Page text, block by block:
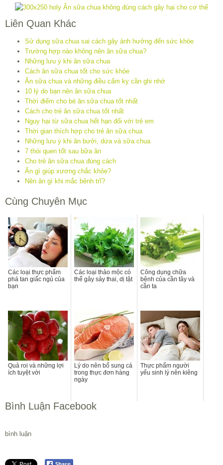
Liên Quan Khác
Sử dụng sữa chua sai cách gây ảnh hưởng đến sức khỏe
Trường hợp nào không nên ăn sữa chua?
Những lưu ý khi ăn sữa chua
Cách ăn sữa chua tốt cho sức khỏe
Ăn sữa chua và những điều cấm kỵ cần ghi nhớ
10 lý do bạn nên ăn sữa chua
Thời điểm cho bé ăn sữa chua tốt nhất
Cách cho trẻ ăn sữa chua tốt nhất
Nguy hại từ sữa chua hết hạn đối với trẻ em
Thời gian thích hợp cho trẻ ăn sữa chua
Những lưu ý khi ăn bưởi, dứa và sữa chua
7 thói quen tốt sau bữa ăn
Cho trẻ ăn sữa chua đúng cách
Ăn gì giúp xương chắc khỏe?
Nên ăn gì khi mắc bệnh trĩ?
Cùng Chuyên Mục
Các loại thực phẩm
phá tan giấc ngủ của
bạn
Các loại thảo mộc có
thể gây sảy thai, dị tật
Công dụng chữa
bệnh của cần tây và
cần ta
Quả roi và những lợi
ích tuyệt vời
Lý do nên bổ sung cá
trong thực đơn hàng
ngày
Thực phẩm người
yếu sinh lý nên kiêng
Bình Luận Facebook
bình luận